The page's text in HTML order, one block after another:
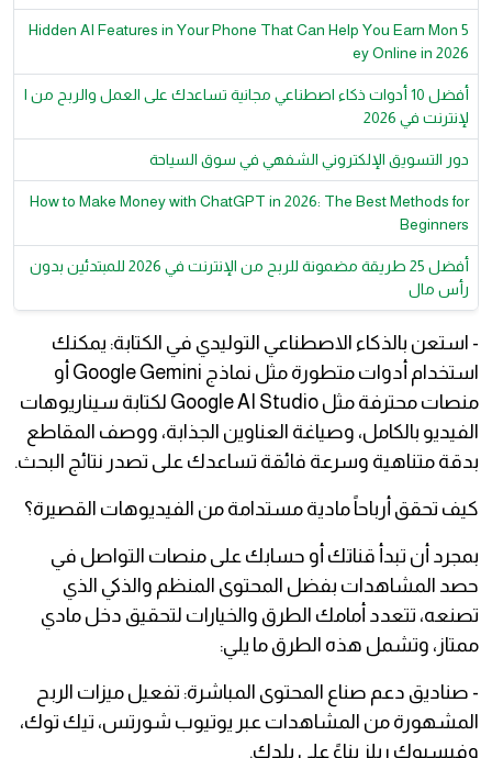
5 Hidden AI Features in Your Phone That Can Help You Earn Mon
ey Online in 2026
أفضل 10 أدوات ذكاء اصطناعي مجانية تساعدك على العمل والربح من ا
لإنترنت في 2026
دور التسويق الإلكتروني الشفهي في سوق السياحة
How to Make Money with ChatGPT in 2026: The Best Methods for
Beginners
أفضل 25 طريقة مضمونة للربح من الإنترنت في 2026 للمبتدئين بدون
رأس مال
- استعن بالذكاء الاصطناعي التوليدي في الكتابة: يمكنك
استخدام أدوات متطورة مثل نماذج Google Gemini أو
منصات محترفة مثل Google AI Studio لكتابة سيناريوهات
الفيديو بالكامل، وصياغة العناوين الجذابة، ووصف المقاطع
بدقة متناهية وسرعة فائقة تساعدك على تصدر نتائج البحث.
كيف تحقق أرباحاً مادية مستدامة من الفيديوهات القصيرة؟
بمجرد أن تبدأ قناتك أو حسابك على منصات التواصل في
حصد المشاهدات بفضل المحتوى المنظم والذكي الذي
تصنعه، تتعدد أمامك الطرق والخيارات لتحقيق دخل مادي
ممتاز، وتشمل هذه الطرق ما يلي:
- صناديق دعم صناع المحتوى المباشرة: تفعيل ميزات الربح
المشهورة من المشاهدات عبر يوتيوب شورتس، تيك توك،
وفيسبوك ريلز بناءً على بلدك.